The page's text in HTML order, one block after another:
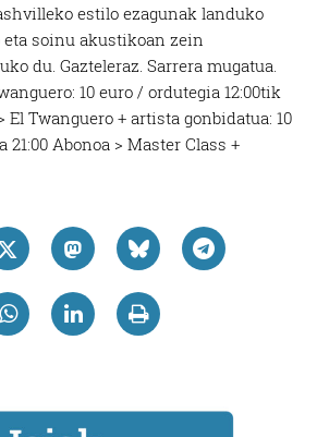
estilo ezagunak landuko
eta soinu akustikoan zein
du. Gazteleraz. Sarrera mugatua.
10 euro / ordutegia 12:00tik
El Twanguero + artista gonbidatua: 10
21:00 Abonoa > Master Class +